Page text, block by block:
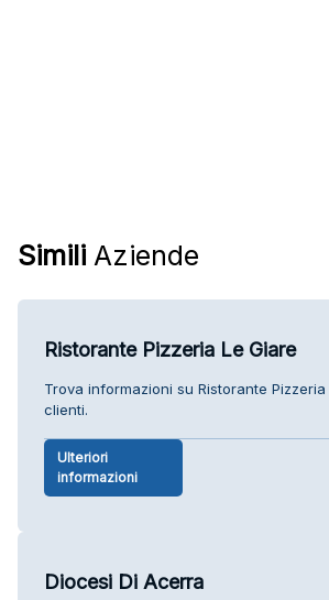
Simili Aziende
Ristorante Pizzeria Le Giare
Trova informazioni su Ristorante
clienti.
Ulteriori
informazioni
Diocesi Di Acerra